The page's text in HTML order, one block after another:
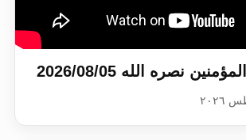
اقرأ هذا الكتاب وتعرّف على حقيقة
نصره الله 2026/08/05